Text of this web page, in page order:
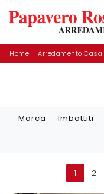
Home - Arredamento Casa
Marca Imbottiti
1 2